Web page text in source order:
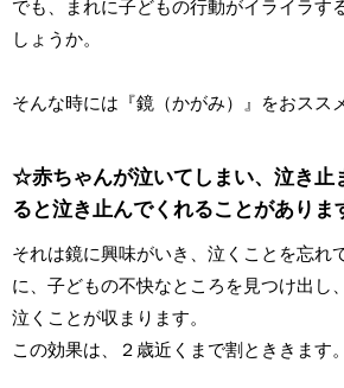
でも、まれに子どもの行動がイライラす
しょうか。
そんな時には『鏡（かがみ）』をおスス
☆赤ちゃんが泣いてしまい、泣き止
ると泣き止んでくれることがありま
それは鏡に興味がいき、泣くことを忘れ
に、子どもの不快なところを見つけ出し
泣くことが収まります。
この効果は、２歳近くまで割とききます。